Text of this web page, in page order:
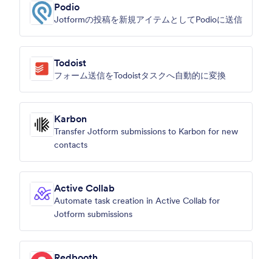
Podio
Jotformの投稿を新規アイテムとしてPodioに送信
Todoist
フォーム送信をTodoistタスクへ自動的に変換
Karbon
Transfer Jotform submissions to Karbon for new
contacts
Active Collab
Automate task creation in Active Collab for
Jotform submissions